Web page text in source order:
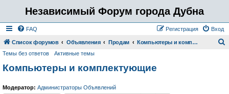
Независимый Форум города Дубна
FAQ Вход
Регистрация
Список форумов Объявления Продам Компьютеры и комплектующие
Темы без ответов Активные темы
Компьютеры и комплектующие
Модератор: Администраторы Объявлений